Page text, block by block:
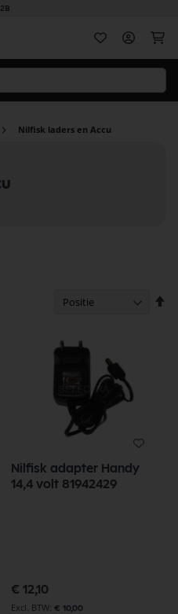
Nilfisk laders en Accu
Nilfisk adapter Handy
14,4 volt 81942429
€ 12,10
€ 10,00